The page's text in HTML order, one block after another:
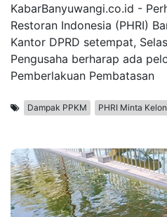
KabarBanyuwangi.co.id -
Restoran Indonesia (PHRI)
Kantor DPRD setempat,
Pengusaha berharap ada
Pemberlakuan Pembatasan
Dampak PPKM PHRI Minta